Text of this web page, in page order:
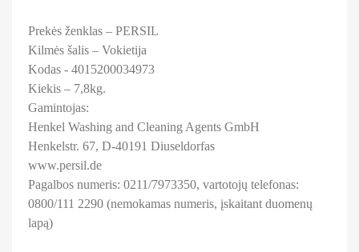
Prekės ženklas – PERSIL
Kilmės šalis – Vokietija
Kodas - 4015200034973
Kiekis – 7,8kg.
Gamintojas:
Henkel Washing and Cleaning Agents GmbH
Henkelstr. 67, D-40191 Diuseldorfas
www.persil.de
Pagalbos numeris: 0211/7973350, vartotojų telefonas:
0800/111 2290 (nemokamas numeris, įskaitant duomenų
lapą)